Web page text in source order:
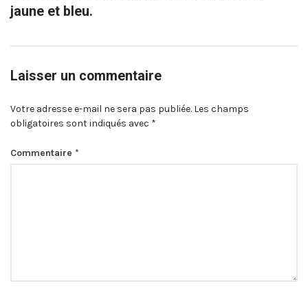
jaune et bleu.
Laisser un commentaire
Votre adresse e-mail ne sera pas publiée. Les champs
obligatoires sont indiqués avec *
Commentaire *